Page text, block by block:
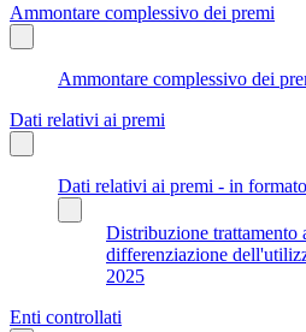
Ammontare complessivo dei premi
Ammontare complessivo dei
Dati relativi ai premi
Dati relativi ai premi - in
Distribuzione trattamento
differenziazione
2025
Enti controllati